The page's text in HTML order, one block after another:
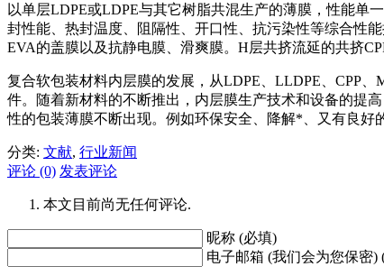
以单层LDPE或LDPE与其它树脂共混生产的薄膜，性能单
封性能、热封温度、阻隔性、开口性、抗污染性等综合性
EVA的盖膜以及抗静电膜、滑爽膜。H层共挤流延的共挤
复合软包装材料内层膜的发展，从LDPE、LLDPE、CPP
件。随着新材料的不断推出，内层膜生产技术和设备的
性的包装薄膜不断出现。例如环保安全、降解*、又有良好
分类: 文献, 行业新闻
评论 (0) 发表评论
本文目前尚无任何评论.
昵称 (必填)
电子邮箱 (我们会为您保密)